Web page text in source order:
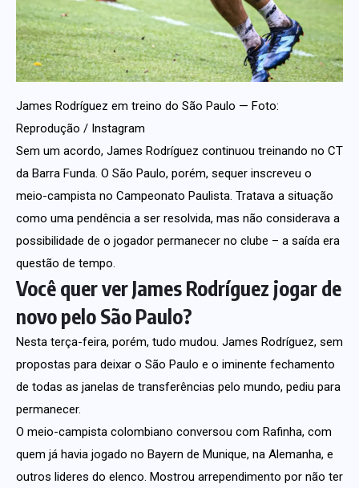
James Rodríguez em treino do São Paulo — Foto:
Reprodução / Instagram
Sem um acordo, James Rodríguez continuou treinando no CT
da Barra Funda. O São Paulo, porém, sequer inscreveu o
meio-campista no Campeonato Paulista. Tratava a situação
como uma pendência a ser resolvida, mas não considerava a
possibilidade de o jogador permanecer no clube – a saída era
questão de tempo.
Você quer ver James Rodríguez jogar de
novo pelo São Paulo?
Nesta terça-feira, porém, tudo mudou. James Rodríguez, sem
propostas para deixar o São Paulo e o iminente fechamento
de todas as janelas de transferências pelo mundo, pediu para
permanecer.
O meio-campista colombiano conversou com Rafinha, com
quem já havia jogado no Bayern de Munique, na Alemanha, e
outros lideres do elenco. Mostrou arrependimento por não ter